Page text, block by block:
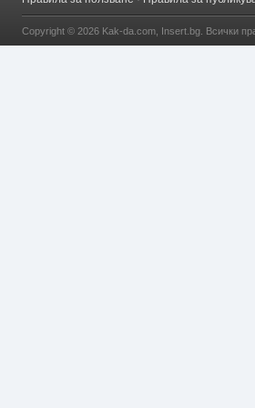
Copyright © 2026 Kak-da.com Insert.bg . Всички